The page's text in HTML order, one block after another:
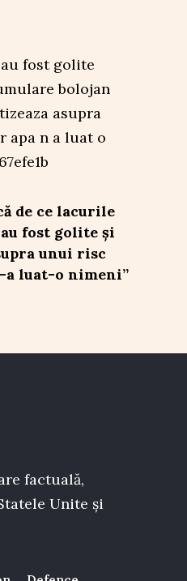
de ce lacurile
fost golite și
unui risc
a luat-o nimeni”
factuală,
Unite și